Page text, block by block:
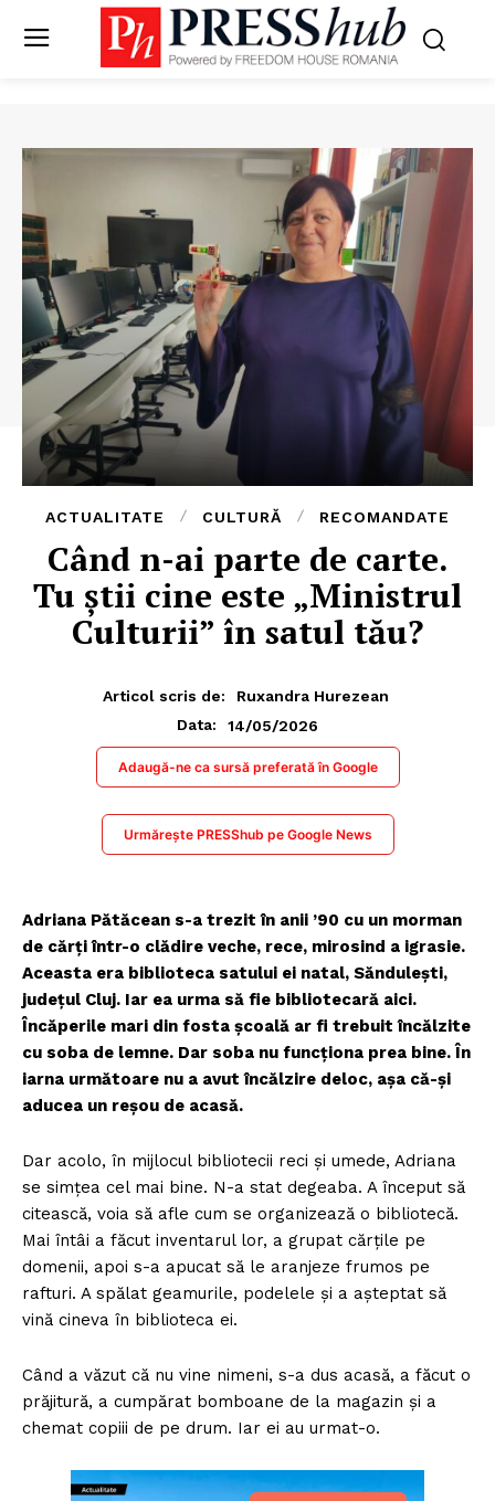
ACTUALITATE CULTURĂ RECOMANDATE
Când n-ai parte de carte.
Tu știi cine este „Ministrul
Culturii” în satul tău?
Articol scris de:
Ruxandra Hurezean
Data:
14/05/2026
Adaugă-ne ca sursă preferată în Google
Urmărește PRESShub pe Google News
Adriana Pătăcean s-a trezit în anii ’90 cu un morman
de cărți într-o clădire veche, rece, mirosind a igrasie.
Aceasta era biblioteca satului ei natal, Săndulești,
județul Cluj. Iar ea urma să fie bibliotecară aici.
Încăperile mari din fosta școală ar fi trebuit încălzite
cu soba de lemne. Dar soba nu funcționa prea bine. În
iarna următoare nu a avut încălzire deloc, așa că-și
aducea un reșou de acasă.
Dar acolo, în mijlocul bibliotecii reci și umede, Adriana
se simțea cel mai bine. N-a stat degeaba. A început să
citească, voia să afle cum se organizează o bibliotecă.
Mai întâi a făcut inventarul lor, a grupat cărțile pe
domenii, apoi s-a apucat să le aranjeze frumos pe
rafturi. A spălat geamurile, podelele și a așteptat să
vină cineva în biblioteca ei.
Când a văzut că nu vine nimeni, s-a dus acasă, a făcut o
prăjitură, a cumpărat bomboane de la magazin și a
chemat copiii de pe drum. Iar ei au urmat-o.